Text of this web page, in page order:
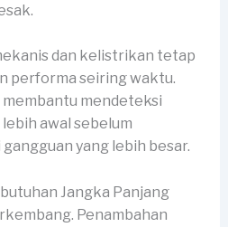
dan kelistrikan tetap
performa seiring waktu.
mendeteksi
awal sebelum
yang lebih besar.
Jangka Panjang
Penambahan